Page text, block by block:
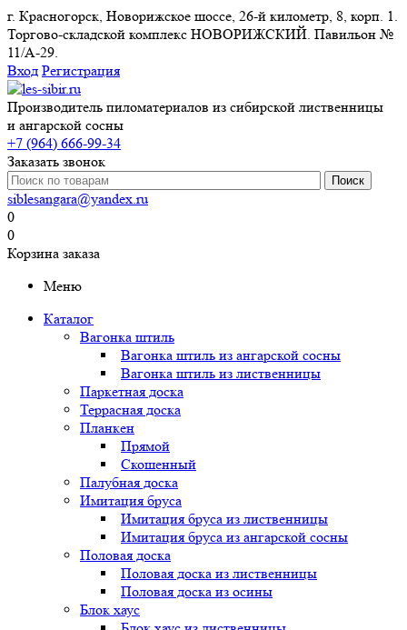
г. Красногорск, Новорижское шоссе, 26-й километр, 8, корп. 1.
Торгово-складской комплекс НОВОРИЖСКИЙ. Павильон №
11/A-29.
Вход Регистрация
Производитель пиломатериалов из сибирской лиственницы
и ангарской сосны
+7 (964) 666-99-34
Заказать звонок
siblesangara@yandex.ru
0
0
Корзина заказа
Меню
Каталог
Вагонка штиль
Вагонка штиль из ангарской сосны
Вагонка штиль из лиственницы
Паркетная доска
Террасная доска
Планкен
Прямой
Скошенный
Палубная доска
Имитация бруса
Имитация бруса из лиственницы
Имитация бруса из ангарской сосны
Половая доска
Половая доска из лиственницы
Половая доска из осины
Блок хаус